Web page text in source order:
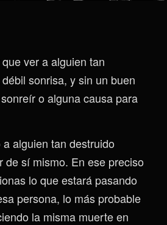
ver a alguien tan
sonrisa, y sin un buen
o alguna causa para
alguien tan destruido
de sí mismo. En ese preciso
lo que estará pasando
persona, lo más probable
la misma muerte en